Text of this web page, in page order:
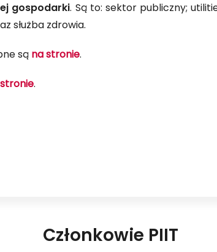
gospodarki. Są to: sektor publiczny;
służba zdrowia.
sąna stronie.
.
Członkowie PIIT